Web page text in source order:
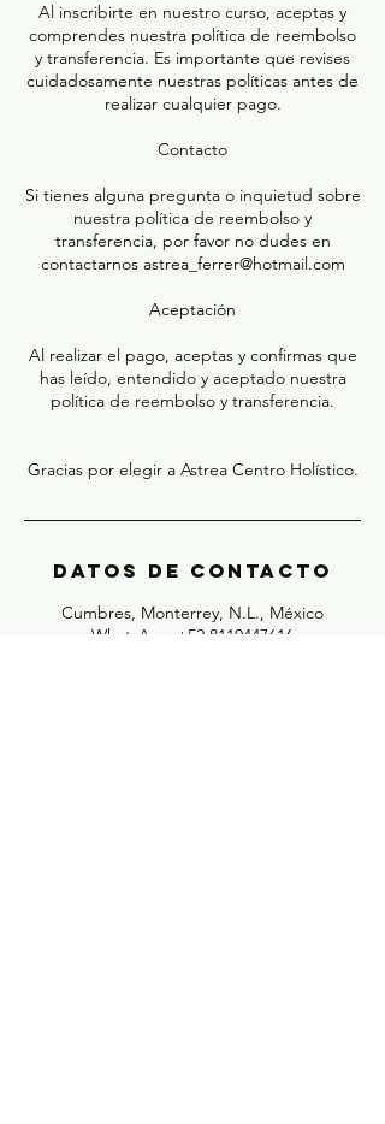
Al inscribirte en nuestro curso, aceptas y
comprendes nuestra política de reembolso
y transferencia. Es importante que revises
cuidadosamente nuestras políticas antes de
realizar cualquier pago.
Contacto
Si tienes alguna pregunta o inquietud sobre
nuestra política de reembolso y
transferencia, por favor no dudes en
contactarnos astrea_ferrer@hotmail.com
Aceptación
Al realizar el pago, aceptas y confirmas que
has leído, entendido y aceptado nuestra
política de reembolso y transferencia.
Gracias por elegir a Astrea Centro Holístico.
Datos de contacto
Cumbres, Monterrey, N.L., México
WhatsApp +52 8110447616